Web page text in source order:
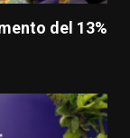
del 13%